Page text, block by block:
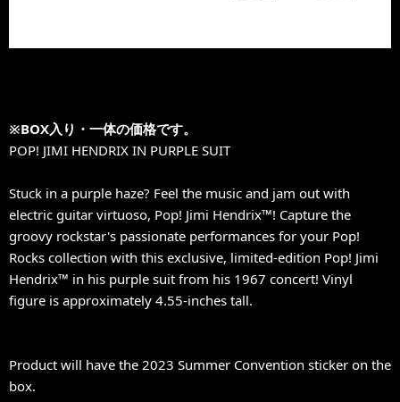
※BOX入り・一体の価格です。
POP! JIMI HENDRIX IN PURPLE SUIT
Stuck in a purple haze? Feel the music and jam out with
electric guitar virtuoso, Pop! Jimi Hendrix™! Capture the
groovy rockstar's passionate performances for your Pop!
Rocks collection with this exclusive, limited-edition Pop! Jimi
Hendrix™ in his purple suit from his 1967 concert! Vinyl
figure is approximately 4.55-inches tall.
Product will have the 2023 Summer Convention sticker on the
box.